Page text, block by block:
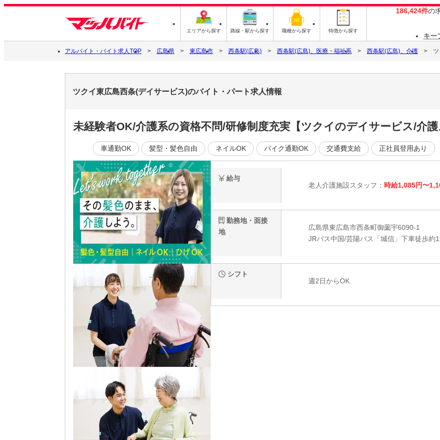
エリアから探す 路線・駅から探す 職種から探す 特徴から探す
186,424件の
キー
アルバイト・バイト求人TOP 広島県 東広島市 西条駅(広島) 西条駅(広島)、医療・福祉系 西条駅(広島)、介護
ツクイ東広島西条(デイサービス)のバイト・パート求人情報
未経験者OK/介護系の資格不問/研修制度充実【ツクイのデイサービス/介
車通勤OK 髪型・髪色自由 ネイルOK バイク通勤OK 交通費支給 正社員登用あり
給与
老人介護施設スタッフ： 時給1,085円〜
勤務地・面接
地
広島県東広島市西条町御薗宇6090-1
JRバス中国/芸陽バス「城信」下車徒歩約
シフト
週2日からOK